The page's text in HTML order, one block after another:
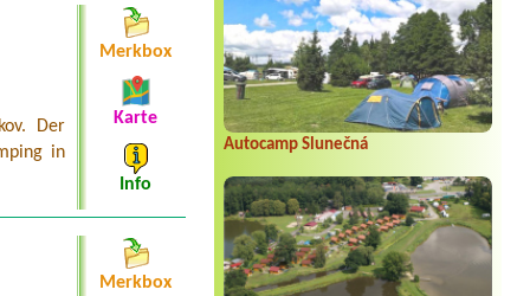
Autocamp Slunečná
Der
in
Merkbox
Karte
Info
Merkbox